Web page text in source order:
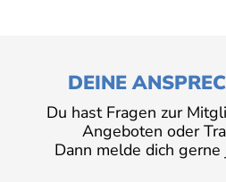
DEINE
Du hast Fragen zur
Angeboten oder
Dann melde dich